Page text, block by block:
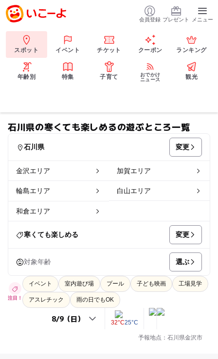
会員登録 プレゼント メニュー
スポット イベント チケット クーポン ランキング
年齢別 特集 子育て
おでかけ
ニュース
観光
石川県の寒くても楽しめるの遊ぶところ一覧
石川県 変更
金沢エリア 加賀エリア
輪島エリア 白山エリア
和倉エリア
寒くても楽しめる 変更
対象年齢 選ぶ
注目！
イベント 室内遊び場 プール 子ども映画 工場見学
アスレチック 雨の日でもOK
32°C25°C
予報地点：石川県金沢市